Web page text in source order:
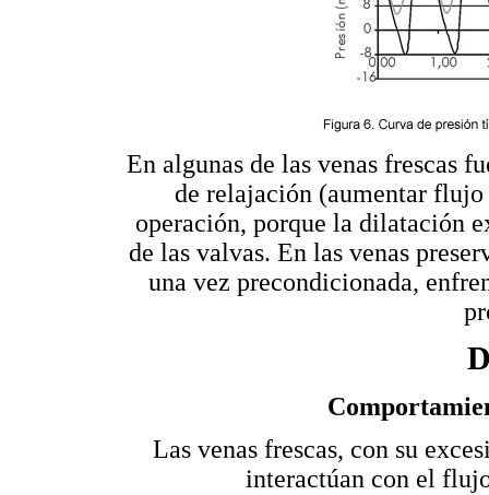
En algunas de las venas frescas
de relajación (aumentar
operación, porque la dilatación
de las valvas. En las venas
una vez precondicionada,
Las venas frescas, con su
interactúan con el